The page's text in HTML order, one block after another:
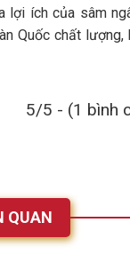
ích của sâm
Quốc chất lượng,
5/5 - (1 bình
QUAN